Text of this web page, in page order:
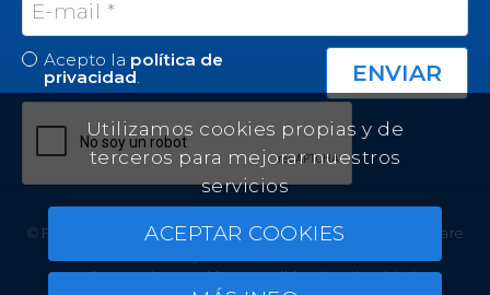
Acepto la política de
privacidad
© Felicity Estates ~ All rights reserved ~ Real Estate Software
Aviso Legal
Cookies Política de privacidad
Utilizamos cookies propias y de
terceros para mejorar nuestros
servicios
ACEPTAR COOKIES